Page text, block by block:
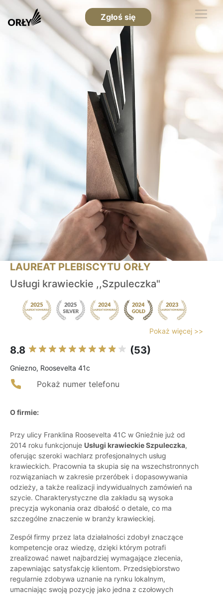
Zgłoś się
LAUREAT PLEBISCYTU ORŁY
Usługi krawieckie ,,Szpuleczka"
Pokaż więcej >>
8.8 (53)
Gniezno, Roosevelta 41c
Pokaż numer telefonu
O firmie:
Przy ulicy Franklina Roosevelta 41C w Gnieźnie już od
2014 roku funkcjonuje Usługi krawieckie Szpuleczka,
oferując szeroki wachlarz profesjonalnych usług
krawieckich. Pracownia ta skupia się na wszechstronnych
rozwiązaniach w zakresie przeróbek i dopasowywania
odzieży, a także realizacji indywidualnych zamówień na
szycie. Charakterystyczne dla zakładu są wysoka
precyzja wykonania oraz dbałość o detale, co ma
szczególne znaczenie w branży krawieckiej.
Zespół firmy przez lata działalności zdobył znaczące
kompetencje oraz wiedzę, dzięki którym potrafi
zrealizować nawet najbardziej wymagające zlecenia,
zapewniając satysfakcję klientom. Przedsiębiorstwo
regularnie zdobywa uznanie na rynku lokalnym,
umacniając swoją pozycję jako jedna z czołowych